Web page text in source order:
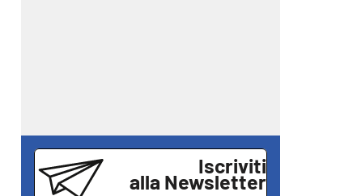
Iscriviti
alla Newsletter